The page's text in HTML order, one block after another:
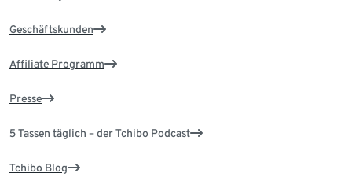
Geschäftskunden
Affiliate Programm
Presse
5 Tassen täglich – der Tchibo Podcast
Tchibo Blog